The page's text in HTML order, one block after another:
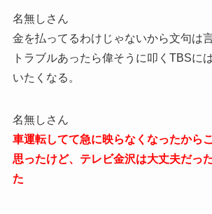
名無しさん
金を払ってるわけじゃないから文句は
トラブルあったら偉そうに叩くTBSに
いたくなる。
名無しさん
車運転してて急に映らなくなったから
思ったけど、テレビ金沢は大丈夫だっ
た